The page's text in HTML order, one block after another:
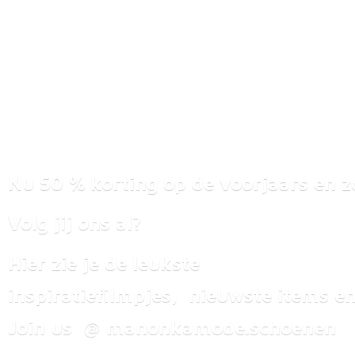
Nu 50 % korting op de voorjaars en
Volg jij ons al?
Hier zie je de leukste
inspiratiefilmpjes, nieuwste items
Join us @ manonkamode.schoenen